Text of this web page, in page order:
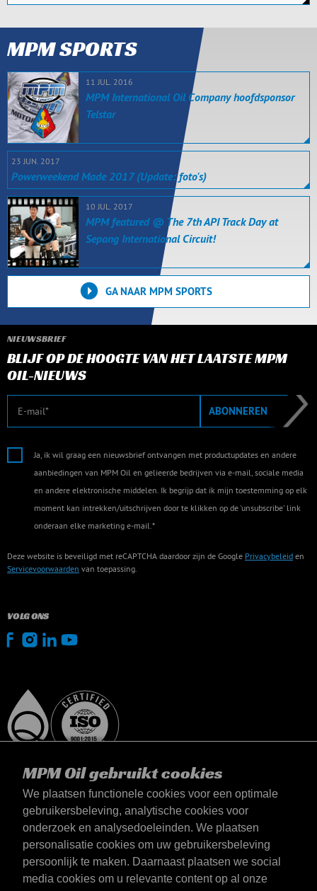
MPM Oil gebruikt cookies
We plaatsen functionele cookies voor een optimale
gebruikersbeleving, analytische cookies voor
onderzoek en analysedoeleinden. We plaatsen
personalisatie cookies om uw gebruikersbeleving
persoonlijk te maken. Daarnaast plaatsen we social
media cookies om u relevante content op al onze
MPM SPORTS
11 JUL. 2016
MPM International Oil Company hoofdsponsor
Telstar
23 JUN. 2017
Powerweekend Made 2017 (Update: foto's)
10 JUL. 2017
MPM featured @ The 7th API Track Day at
Sepang International Circuit!
GA NAAR MPM SPORTS
NIEUWSBRIEF
BLIJF OP DE HOOGTE VAN HET LAATSTE MPM
OIL-NIEUWS
ABONNEREN
Ja, ik wil graag een nieuwsbrief ontvangen met productupdates en andere
aanbiedingen van MPM Oil en gelieerde bedrijven via e-mail, sociale media
en andere elektronische middelen. Ik begrijp dat ik mijn toestemming op elk
moment kan intrekken/uitschrijven door te klikken op de 'unsubscribe' link
onderaan elke marketing e-mail.*
Deze website is beveiligd met reCAPTCHA daardoor zijn de Google Privacybeleid en
Servicevoorwaarden van toepassing.
VOLG ONS
België
Contact
Algemene voorwaarden
Leveringsvoorwaarden